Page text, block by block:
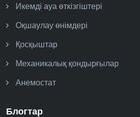
Икемді ауа өткізгіштері
Оқшаулау өнімдері
Қосқыштар
Механикалық қондырғылар
Анемостат
Блогтар